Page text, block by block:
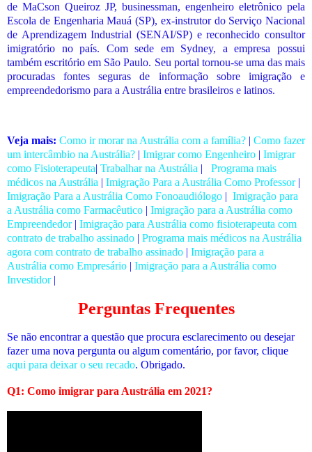
de MaCson Queiroz JP, businessman, engenheiro eletrônico pela
Escola de Engenharia Mauá (SP), ex-instrutor do Serviço Nacional
de Aprendizagem Industrial (SENAI/SP) e reconhecido consultor
imigratório no país. Com sede em Sydney, a empresa possui
também escritório em São Paulo. Seu portal tornou-se uma das mais
procuradas fontes seguras de informação sobre imigração e
empreendedorismo para a Austrália entre brasileiros e latinos.
Veja mais: Como ir morar na Austrália com a família? | Como fazer
um intercâmbio na Austrália? | Imigrar como Engenheiro | Imigrar
como Fisioterapeuta| Trabalhar na Austrália |
Programa mais
médicos na Austrália | Imigração Para a Austrália Como Professor|
Imigração Para a Austrália Como Fonoaudiólogo | Imigração para
a Austrália como Farmacêutico | Imigração para a Austrália como
Empreendedor| Imigração para Austrália como fisioterapeuta com
contrato de trabalho assinado | Programa mais médicos na Austrália
agora com contrato de trabalho assinado | Imigração para a
Austrália como Empresário | Imigração para a Austrália como
Investidor|
Perguntas Frequentes
Se não encontrar a questão que procura esclarecimento ou desejar
fazer uma nova pergunta ou algum comentário, por favor, clique
aqui para deixar o seu recado. Obrigado.
Q1: Como imigrar para Austrália em 2021?